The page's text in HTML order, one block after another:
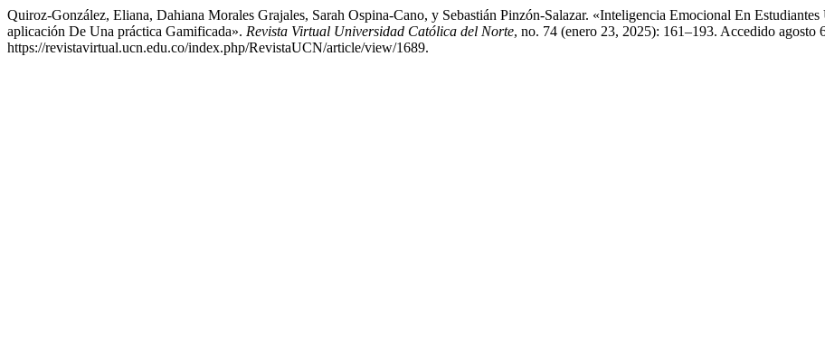
Quiroz-González, Eliana, Dahiana Morales Grajales, Sarah Ospina-Cano, y Sebastián Pinzón-Salazar. «Inteligencia Emocional En
aplicación De Una práctica Gamificada». Revista Virtual Universidad Católica del Norte, no. 74 (enero 23, 2025): 161–193. Accedido agosto
https://revistavirtual.ucn.edu.co/index.php/RevistaUCN/article/view/1689.